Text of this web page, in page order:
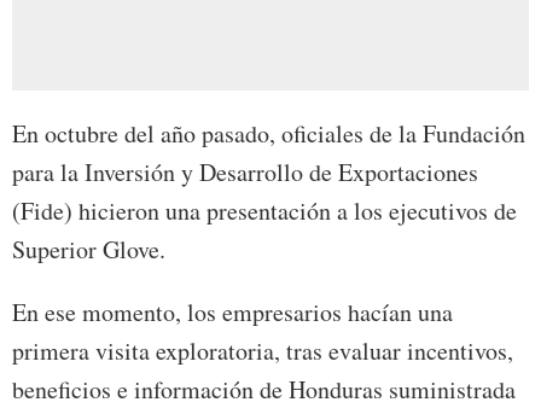
En octubre del año pasado, oficiales de la Fundación
para la Inversión y Desarrollo de Exportaciones
(Fide) hicieron una presentación a los ejecutivos de
Superior Glove.
En ese momento, los empresarios hacían una
primera visita exploratoria, tras evaluar incentivos,
beneficios e información de Honduras suministrada